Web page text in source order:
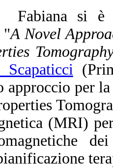
Fabiana si è
"A Novel
Scapaticci
per
(MRI)